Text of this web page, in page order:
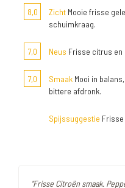
8,0
Zicht Mooie frisse
schuimkraag.
7,0 Neus Frisse citrus en
7,0 Smaak Mooi in
bittere afdronk.
Spijssuggestie
"Frisse Citroën smaak.